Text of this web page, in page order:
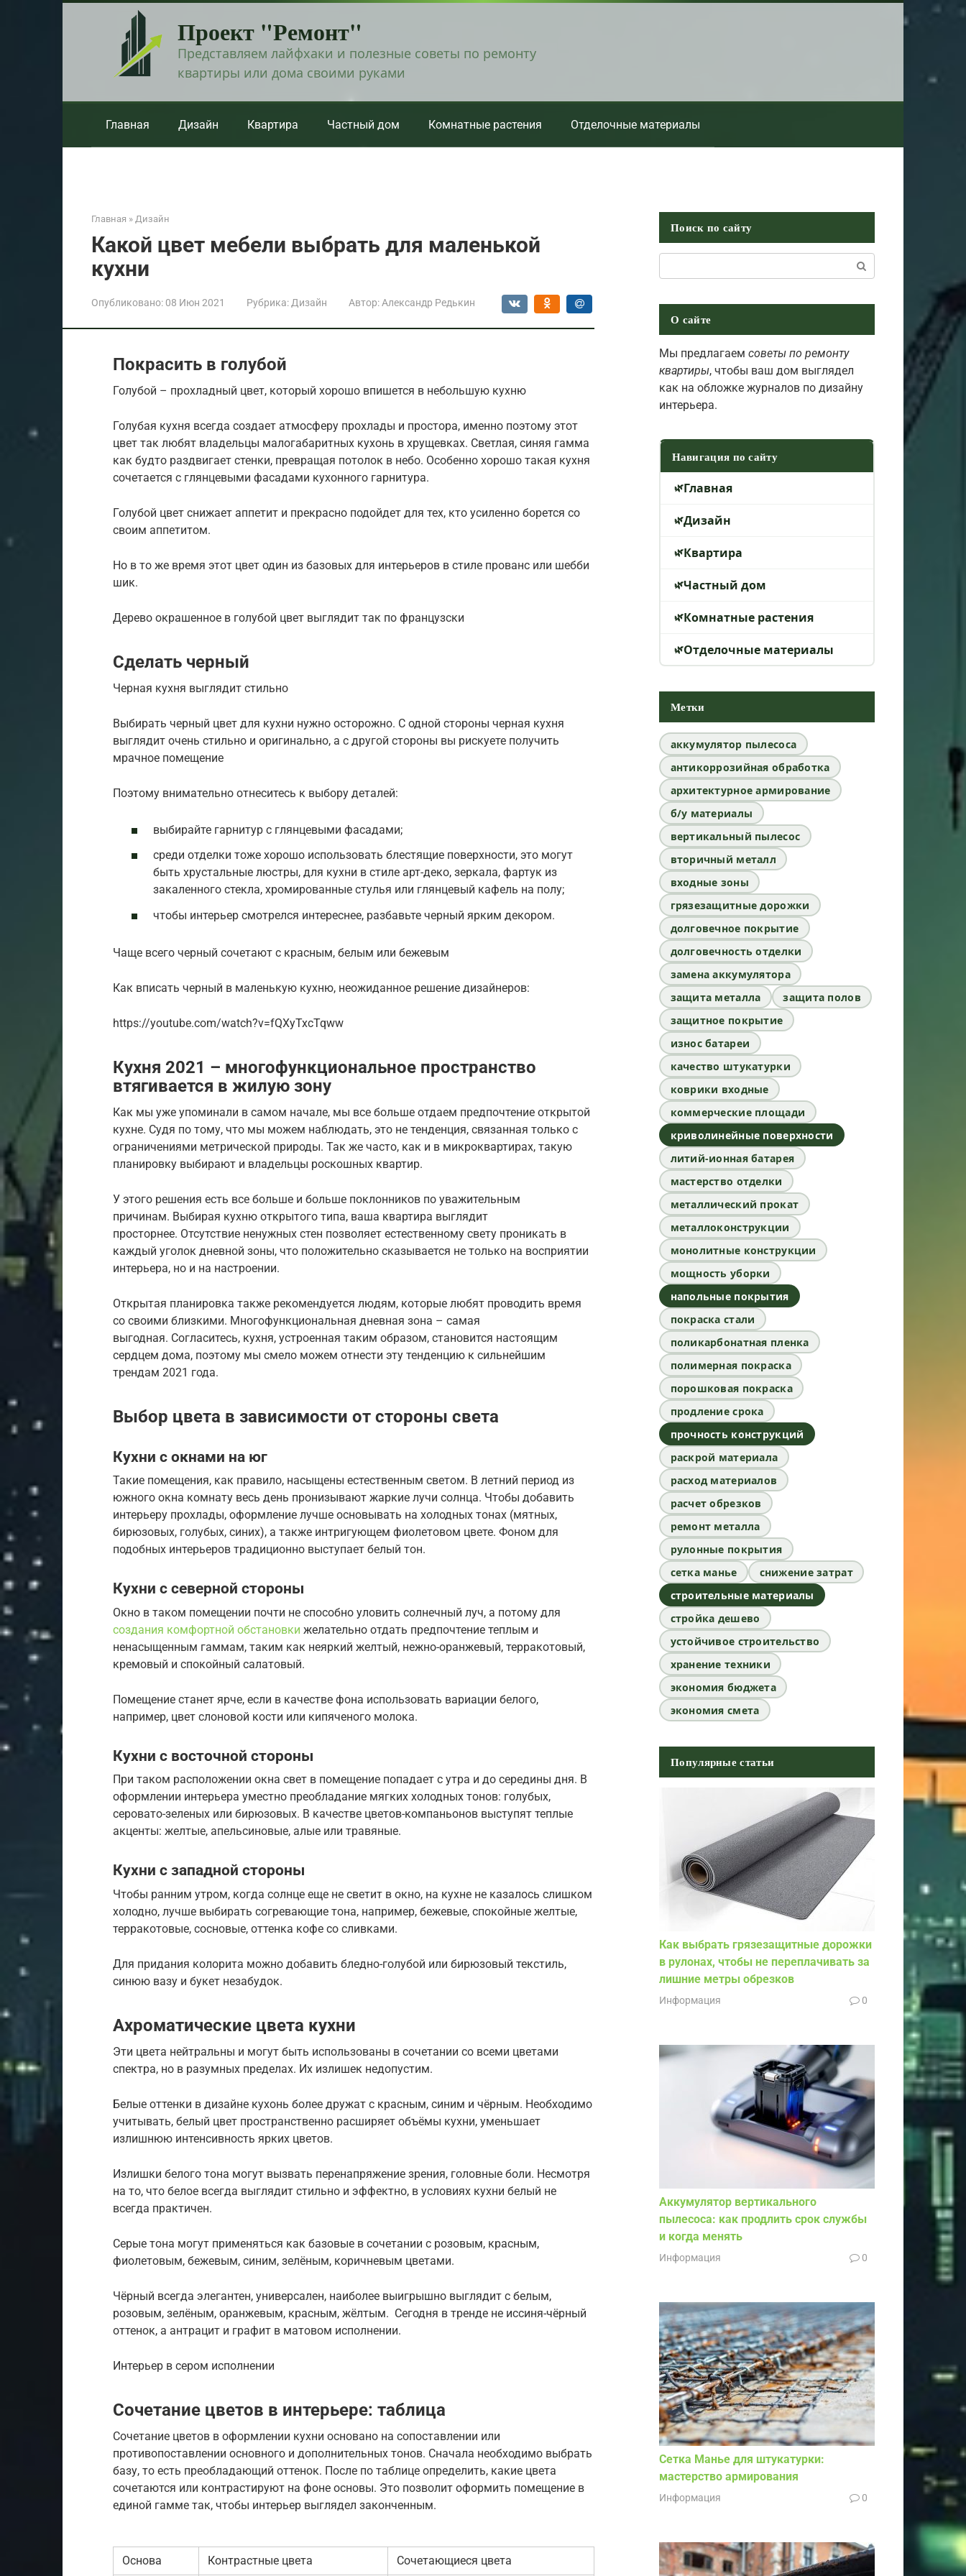
Проект "Ремонт"
Представляем лайфхаки и полезные советы по ремонту
квартиры или дома своими руками
Главная Дизайн Квартира Частный дом Комнатные растения Отделочные материалы
Главная » Дизайн
Какой цвет мебели выбрать для маленькой
кухни
Опубликовано: 08 Июн 2021 Рубрика: Дизайн Автор: Александр Редькин
Покрасить в голубой
Голубой – прохладный цвет, который хорошо впишется в небольшую кухню
Голубая кухня всегда создает атмосферу прохлады и простора, именно поэтому этот
цвет так любят владельцы малогабаритных кухонь в хрущевках. Светлая, синяя гамма
как будто раздвигает стенки, превращая потолок в небо. Особенно хорошо такая кухня
сочетается с глянцевыми фасадами кухонного гарнитура.
Голубой цвет снижает аппетит и прекрасно подойдет для тех, кто усиленно борется со
своим аппетитом.
Но в то же время этот цвет один из базовых для интерьеров в стиле прованс или шебби
шик.
Дерево окрашенное в голубой цвет выглядит так по французски
Сделать черный
Черная кухня выглядит стильно
Выбирать черный цвет для кухни нужно осторожно. С одной стороны черная кухня
выглядит очень стильно и оригинально, а с другой стороны вы рискуете получить
мрачное помещение
Поэтому внимательно отнеситесь к выбору деталей:
выбирайте гарнитур с глянцевыми фасадами;
среди отделки тоже хорошо использовать блестящие поверхности, это могут
быть хрустальные люстры, для кухни в стиле арт-деко, зеркала, фартук из
закаленного стекла, хромированные стулья или глянцевый кафель на полу;
чтобы интерьер смотрелся интереснее, разбавьте черный ярким декором.
Чаще всего черный сочетают с красным, белым или бежевым
Как вписать черный в маленькую кухню, неожиданное решение дизайнеров:
https://youtube.com/watch?v=fQXyTxcTqww
Кухня 2021 – многофункциональное пространство
втягивается в жилую зону
Как мы уже упоминали в самом начале, мы все больше отдаем предпочтение открытой
кухне. Судя по тому, что мы можем наблюдать, это не тенденция, связанная только с
ограничениями метрической природы. Так же часто, как и в микроквартирах, такую ​​
планировку выбирают и владельцы роскошных квартир.
У этого решения есть все больше и больше поклонников по уважительным
причинам. Выбирая кухню открытого типа, ваша квартира выглядит
просторнее. Отсутствие ненужных стен позволяет естественному свету проникать в
каждый уголок дневной зоны, что положительно сказывается не только на восприятии
интерьера, но и на настроении.
Открытая планировка также рекомендуется людям, которые любят проводить время
со своими близкими. Многофункциональная дневная зона – самая
выгодная. Согласитесь, кухня, устроенная таким образом, становится настоящим
сердцем дома, поэтому мы смело можем отнести эту тенденцию к сильнейшим
трендам 2021 года.
Выбор цвета в зависимости от стороны света
Кухни с окнами на юг
Такие помещения, как правило, насыщены естественным светом. В летний период из
южного окна комнату весь день пронизывают жаркие лучи солнца. Чтобы добавить
интерьеру прохлады, оформление лучше основывать на холодных тонах (мятных,
бирюзовых, голубых, синих), а также интригующем фиолетовом цвете. Фоном для
подобных интерьеров традиционно выступает белый тон.
Кухни с северной стороны
Окно в таком помещении почти не способно уловить солнечный луч, а потому для
создания комфортной обстановки желательно отдать предпочтение теплым и
ненасыщенным гаммам, таким как неяркий желтый, нежно-оранжевый, терракотовый,
кремовый и спокойный салатовый.
Помещение станет ярче, если в качестве фона использовать вариации белого,
например, цвет слоновой кости или кипяченого молока.
Кухни с восточной стороны
При таком расположении окна свет в помещение попадает с утра и до середины дня. В
оформлении интерьера уместно преобладание мягких холодных тонов: голубых,
серовато-зеленых или бирюзовых. В качестве цветов-компаньонов выступят теплые
акценты: желтые, апельсиновые, алые или травяные.
Кухни с западной стороны
Чтобы ранним утром, когда солнце еще не светит в окно, на кухне не казалось слишком
холодно, лучше выбирать согревающие тона, например, бежевые, спокойные желтые,
терракотовые, сосновые, оттенка кофе со сливками.
Для придания колорита можно добавить бледно-голубой или бирюзовый текстиль,
синюю вазу и букет незабудок.
Ахроматические цвета кухни
Эти цвета нейтральны и могут быть использованы в сочетании со всеми цветами
спектра, но в разумных пределах. Их излишек недопустим.
Белые оттенки в дизайне кухонь более дружат с красным, синим и чёрным. Необходимо
учитывать, белый цвет пространственно расширяет объёмы кухни, уменьшает
излишнюю интенсивность ярких цветов.
Излишки белого тона могут вызвать перенапряжение зрения, головные боли. Несмотря
на то, что белое всегда выглядит стильно и эффектно, в условиях кухни белый не
всегда практичен.
Серые тона могут применяться как базовые в сочетании с розовым, красным,
фиолетовым, бежевым, синим, зелёным, коричневым цветами.
Чёрный всегда элегантен, универсален, наиболее выигрышно выглядит с белым,
розовым, зелёным, оранжевым, красным, жёлтым. Сегодня в тренде не иссиня-чёрный
оттенок, а антрацит и графит в матовом исполнении.
Интерьер в сером исполнении
Сочетание цветов в интерьере: таблица
Сочетание цветов в оформлении кухни основано на сопоставлении или
противопоставлении основного и дополнительных тонов. Сначала необходимо выбрать
базу, то есть преобладающий оттенок. После по таблице определить, какие цвета
сочетаются или контрастируют на фоне основы. Это позволит оформить помещение в
единой гамме так, чтобы интерьер выглядел законченным.
Основа Контрастные цвета Сочетающиеся цвета
Поиск по сайту
О сайте
Мы предлагаем советы по ремонту
квартиры, чтобы ваш дом выглядел
как на обложке журналов по дизайну
интерьера.
Навигация по сайту
Главная
Дизайн
Квартира
Частный дом
Комнатные растения
Отделочные материалы
Метки
аккумулятор пылесоса
антикоррозийная обработка
архитектурное армирование
б/у материалы
вертикальный пылесос
вторичный металл
входные зоны
грязезащитные дорожки
долговечное покрытие
долговечность отделки
замена аккумулятора
защита металла
защита полов
защитное покрытие
износ батареи
качество штукатурки
коврики входные
коммерческие площади
криволинейные поверхности
литий-ионная батарея
мастерство отделки
металлический прокат
металлоконструкции
монолитные конструкции
мощность уборки
напольные покрытия
покраска стали
поликарбонатная пленка
полимерная покраска
порошковая покраска
продление срока
прочность конструкций
раскрой материала
расход материалов
расчет обрезков
ремонт металла
рулонные покрытия
сетка манье
снижение затрат
строительные материалы
стройка дешево
устойчивое строительство
хранение техники
экономия бюджета
экономия смета
Популярные статьи
Как выбрать грязезащитные дорожки
в рулонах, чтобы не переплачивать за
лишние метры обрезков
Информация 0
Аккумулятор вертикального
пылесоса: как продлить срок службы
и когда менять
Информация 0
Сетка Манье для штукатурки:
мастерство армирования
Информация 0